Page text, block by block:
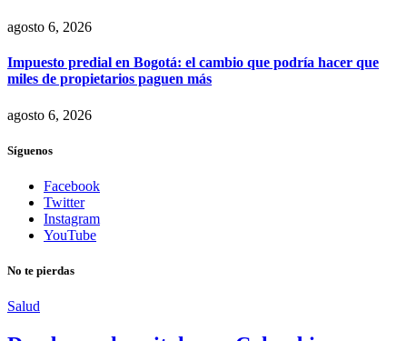
agosto 6, 2026
Impuesto predial en Bogotá: el cambio que podría hacer que
miles de propietarios paguen más
agosto 6, 2026
Síguenos
Facebook
Twitter
Instagram
YouTube
No te pierdas
Salud